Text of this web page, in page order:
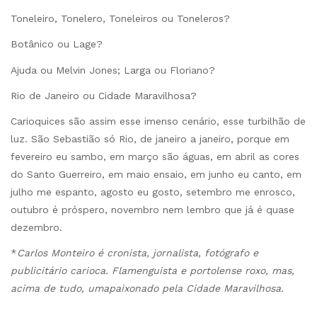
Toneleiro, Tonelero, Toneleiros ou Toneleros?
Botânico ou Lage?
Ajuda ou Melvin Jones; Larga ou Floriano?
Rio de Janeiro ou Cidade Maravilhosa?
Carioquices são assim esse imenso cenário, esse turbilhão de
luz. São Sebastião só Rio, de janeiro a janeiro, porque em
fevereiro eu sambo, em março são águas, em abril as cores
do Santo Guerreiro, em maio ensaio, em junho eu canto, em
julho me espanto, agosto eu gosto, setembro me enrosco,
outubro é próspero, novembro nem lembro que já é quase
dezembro.
*Carlos Monteiro é cronista, jornalista, fotógrafo e
publicitário carioca. Flamenguista e portolense roxo, mas,
acima de tudo, umapaixonado pela Cidade Maravilhosa.